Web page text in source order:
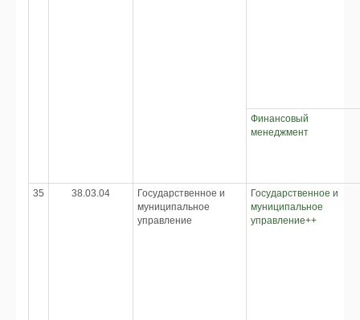
Финансовый
менеджмент
35 38.03.04
Государственное и
муниципальное
управление
Государственное и
муниципальное
управление++